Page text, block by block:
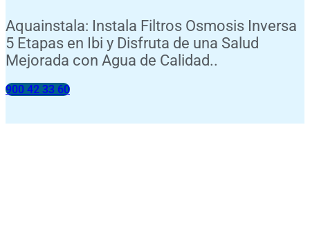
Aquainstala: Instala Filtros Osmosis Inversa
5 Etapas en Ibi y Disfruta de una Salud
Mejorada con Agua de Calidad..
900 42 33 60